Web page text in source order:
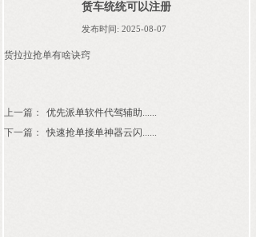
赁车统统可以注册
发布时间: 2025-08-07
货拉拉抢单有啥诀窍
上一篇：
优先派单软件代驾辅助......
下一篇：
快速抢单接单神器云闪......